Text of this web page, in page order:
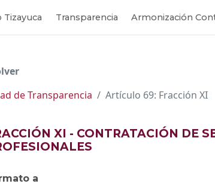
Tizayuca Transparencia Armonización
de Transparencia
Artículo 69: Fracción XI
XI - CONTRATACIÓN DE
a